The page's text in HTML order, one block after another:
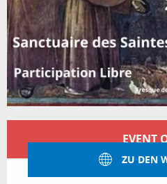
Öffnungszeiten &EVENT
ZU DEN